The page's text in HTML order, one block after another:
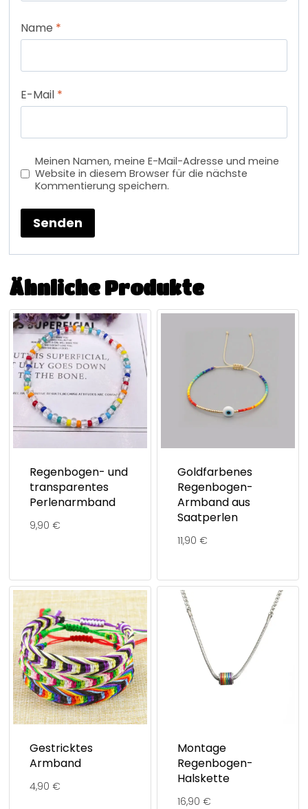
Name *
E-Mail *
Meinen Namen, meine E-Mail-Adresse und meine
Website in diesem Browser für die nächste
Kommentierung speichern.
Ähnliche Produkte
Regenbogen- und
transparentes
Perlenarmband
9,90 €
Goldfarbenes
Regenbogen-
Armband aus
Saatperlen
11,90 €
Gestricktes
Armband
4,90 €
Montage
Regenbogen-
Halskette
16,90 €